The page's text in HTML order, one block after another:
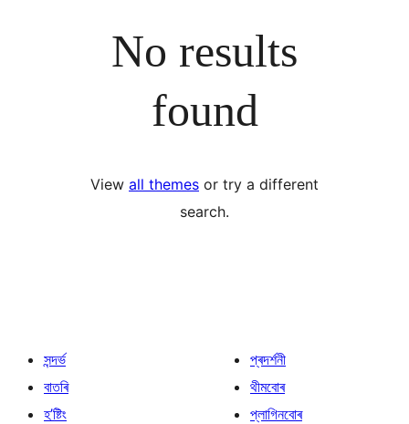
No results
found
View all themes or try a different
search.
সন্দৰ্ভ
বাতৰি
হ’ষ্টিং
প্ৰদৰ্শনী
থীমবোৰ
প্লাগিনবোৰ